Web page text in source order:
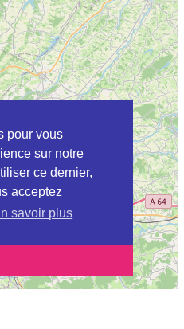
pour vous
sur notre
ce dernier,
acceptez
savoir plus